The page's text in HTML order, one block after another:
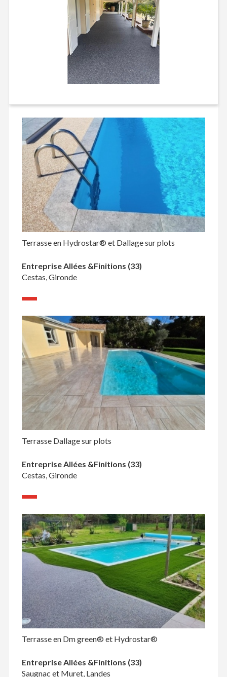
Terrasse en Hydrostar® et Dallage sur plots
Entreprise Allées &Finitions (33)
Cestas, Gironde
Terrasse Dallage sur plots
Entreprise Allées &Finitions (33)
Cestas, Gironde
Terrasse en Dm green® et Hydrostar®
Entreprise Allées &Finitions (33)
Saugnac et Muret, Landes